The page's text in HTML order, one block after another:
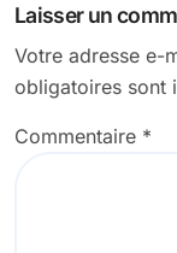
Laisser un
Votre adresse e-
obligatoires sont
Commentaire *